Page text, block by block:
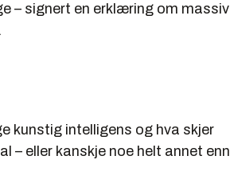
– signert en erklæring om massiv
kunstig intelligens og hva skjer
– eller kanskje noe helt annet enn